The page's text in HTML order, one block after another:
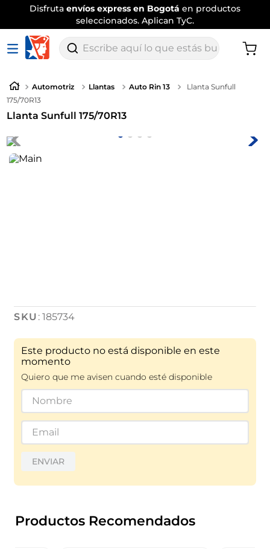
Disfruta envíos express en Bogotá en productos
seleccionados. Aplican TyC.
Escribe aquí lo que estás buscando
Automotriz Llantas Auto Rin 13
Llanta Sunfull
175/70R13
Llanta Sunfull 175/70R13
:185734
Este producto no está disponible en este
momento
Quiero que me avisen cuando esté disponible
ENVIAR
Productos Recomendados